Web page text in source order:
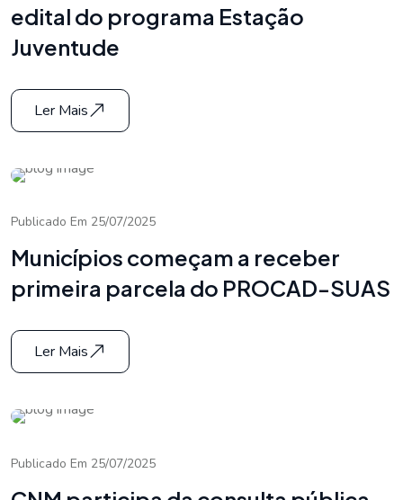
edital do programa Estação
Juventude
Ler Mais
Publicado Em 25/07/2025
Municípios começam a receber
primeira parcela do PROCAD-SUAS
Ler Mais
Publicado Em 25/07/2025